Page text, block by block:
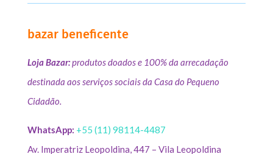
bazar beneficente
Loja Bazar:produtos doados e 100% da arrecadação
destinada aos serviços sociais da Casa do Pequeno
Cidadão.
WhatsApp: +55 (11) 98114-4487
Av. Imperatriz Leopoldina, 447 – Vila Leopoldina